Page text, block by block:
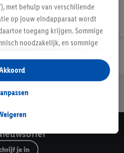
winkelen
je in
met behulp van verschillende
op jouw eindapparaat wordt
toegang krijgen. Sommige
noodzakelijk, en sommige
het verzamelen en
voor het tonen van
en buiten de Lidl-diensten.
in de winkel ook voor de
ons voor het personaliseren
een Lidl Plus-account